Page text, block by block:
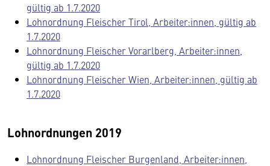
gültig ab 1.7.2020
Lohnordnung Fleischer Tirol, Arbeiter:innen, gültig ab
1.7.2020
Lohnordnung Fleischer Vorarlberg, Arbeiter:innen,
gültig ab 1.7.2020
Lohnordnung Fleischer Wien, Arbeiter:innen, gültig ab
1.7.2020
Lohnordnungen 2019
Lohnordnung Fleischer Burgenland, Arbeiter:innen,